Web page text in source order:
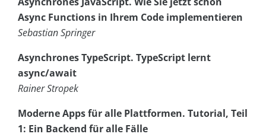
Async Functions in Ihrem Code implementieren
Sebastian Springer
Asynchrones TypeScript. TypeScript lernt
async/await
Rainer Stropek
Moderne Apps für alle Plattformen. Tutorial, Teil
1: Ein Backend für alle Fälle